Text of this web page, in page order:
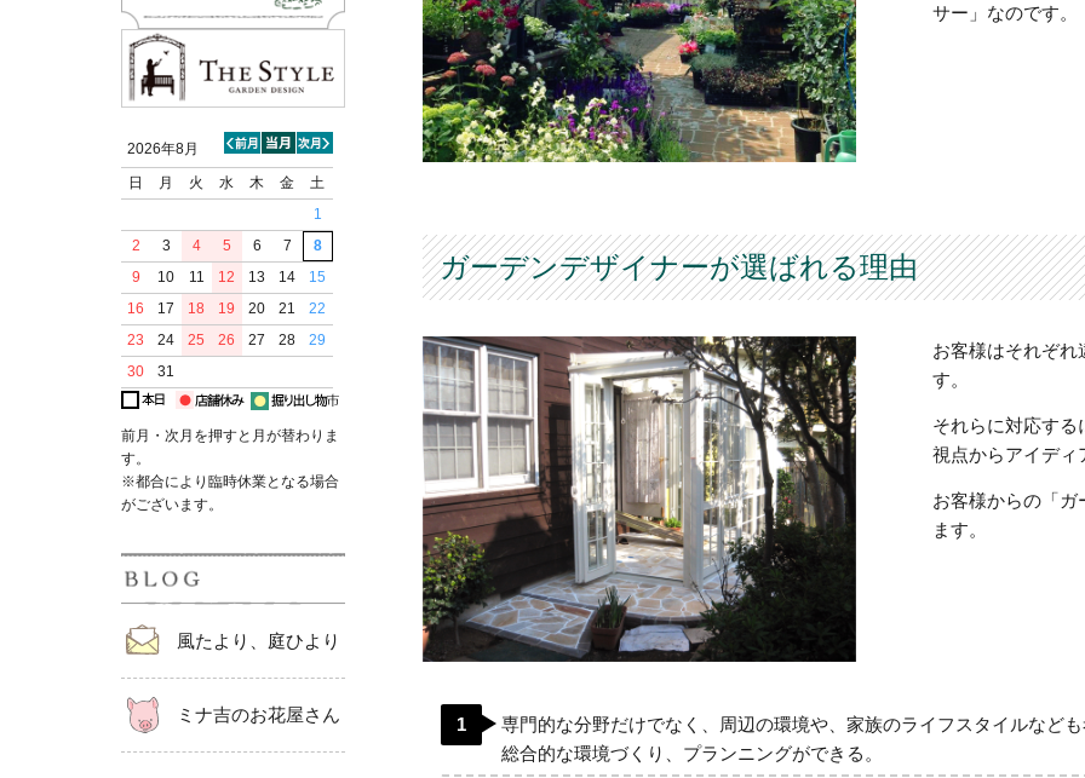
2026年8月
日
月 火 水 木 金
土
1
2
3 4 5 6 7
8
9
10 11 12 13 14
15
16
17 18 19 20 21
22
23
24 25 26 27 28
29
30
31
前月・次月を押すと月が替わりま
す。
※都合により臨時休業となる場合
がございます。
風たより、庭ひより
ミナ吉のお花屋さん
サー」なのです。
ガーデンデザイナーが選ばれる理由
お客様はそれぞれ
す。
それらに対応す
視点からアイディ
お客様からの「ガ
ます。
専門的な分野だけでなく、周辺の環境や、家族のライフスタイルなど
総合的な環境づくり、プランニングができる。